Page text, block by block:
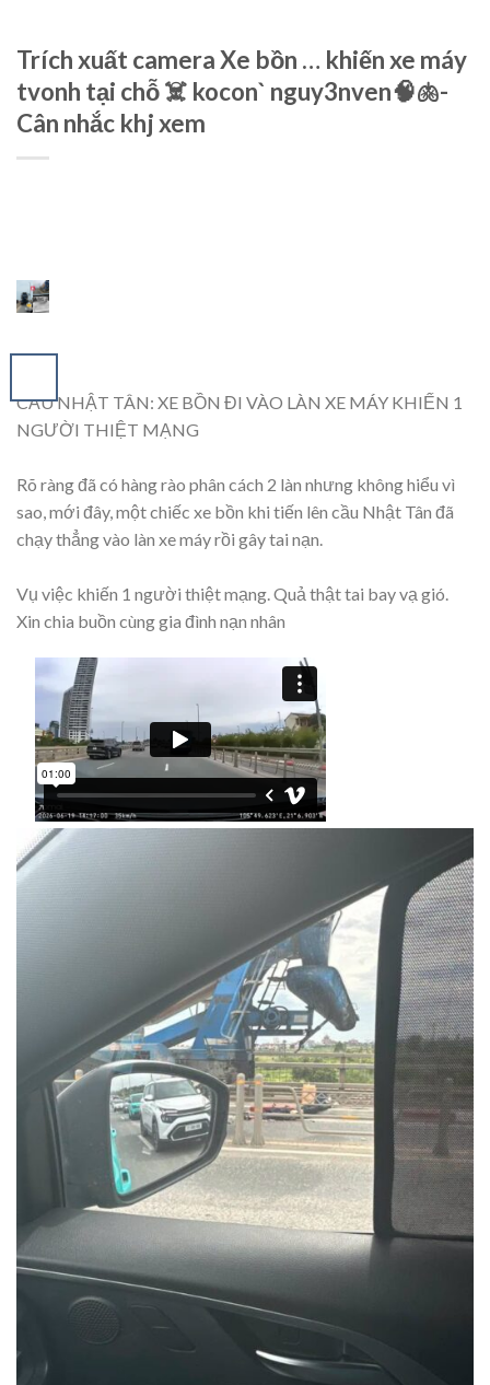
Trích xuất camera Xe bồn … khiến xe máy
tvonh tại chỗ ☠️ kocon` nguy3nven🧠🫁-
Cân nhắc khj xem
CẦU NHẬT TÂN: XE BỒN ĐI VÀO LÀN XE MÁY KHIẾN 1
NGƯỜI THIỆT MẠNG
Rõ ràng đã có hàng rào phân cách 2 làn nhưng không hiểu vì
sao, mới đây, một chiếc xe bồn khi tiến lên cầu Nhật Tân đã
chạy thẳng vào làn xe máy rồi gây tai nạn.
Vụ việc khiến 1 người thiệt mạng. Quả thật tai bay vạ gió.
Xin chia buồn cùng gia đình nạn nhân